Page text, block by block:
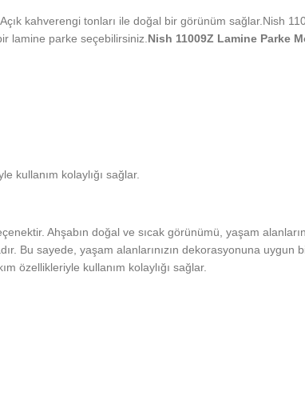
kahverengi tonları ile doğal bir görünüm sağlar.Nish
lamine parke seçebilirsiniz.Nish 11009Z Lamine Parke
kullanım kolaylığı sağlar.
Ahşabın doğal ve sıcak görünümü, yaşam
Bu sayede, yaşam alanlarınızın dekorasyonuna uygun
özellikleriyle kullanım kolaylığı sağlar.